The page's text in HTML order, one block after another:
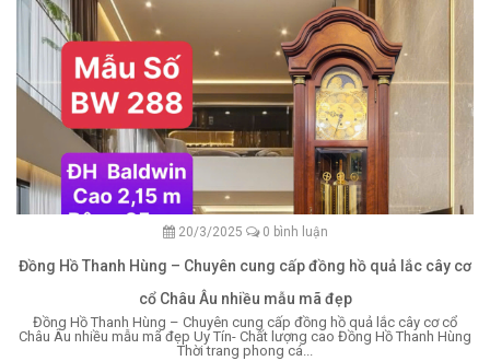
20/3/2025 0 bình luận
Đồng Hồ Thanh Hùng – Chuyên cung cấp đồng hồ quả lắc cây cơ
cổ Châu Âu nhiều mẫu mã đẹp
Đồng Hồ Thanh Hùng – Chuyên cung cấp đồng hồ quả lắc cây cơ cổ
Châu Âu nhiều mẫu mã đẹp Uy Tín- Chất lượng cao Đồng Hồ Thanh Hùng
Thời trang phong cá...